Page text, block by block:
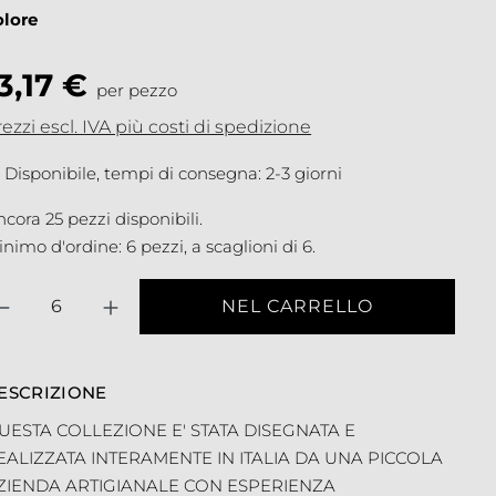
€ per pezzo
escl. IVA più costi di spedizione
Disponibile, tempi di consegna: 2-3 giorni
25 pezzi disponibili.
d'ordine: 6 pezzi, a scaglioni di 6.
NEL CARRELLO
COLLEZIONE E' STATA DISEGNATA E
INTERAMENTE IN ITALIA DA UNA PICCOLA
ARTIGIANALE CON ESPERIENZA